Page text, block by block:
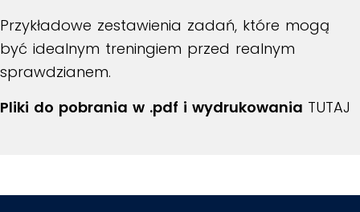
Przykładowe zestawienia zadań, które mogą
być idealnym treningiem przed realnym
sprawdzianem.
Pliki do pobrania w .pdf i wydrukowania TUTAJ